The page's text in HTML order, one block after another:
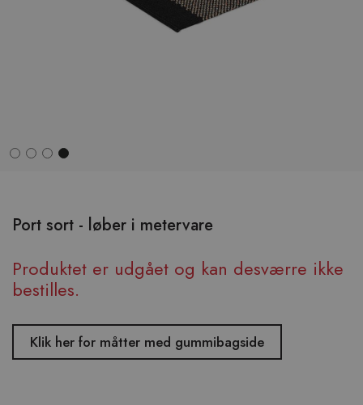
Port sort - løber i metervare
Produktet er udgået og kan desværre ikke
bestilles.
Klik her for måtter med gummibagside
begyndelsen
af